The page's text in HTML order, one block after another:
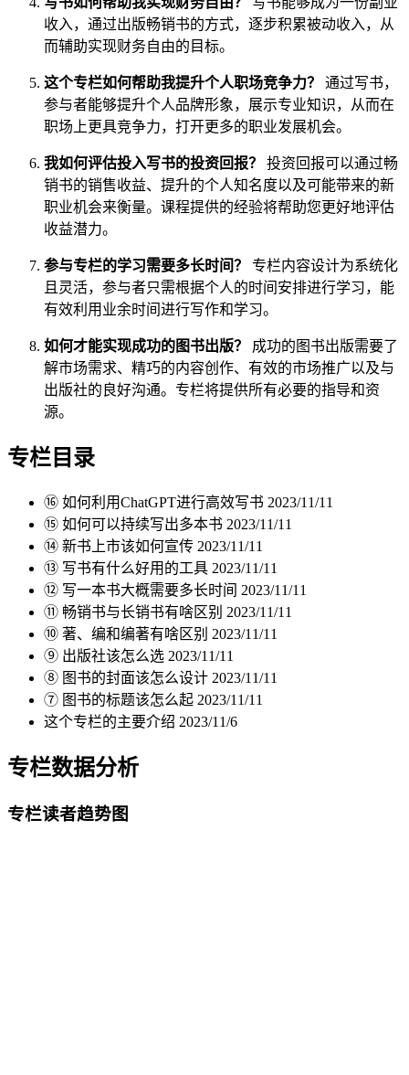
收入，通过出版畅销书的方式，逐步积累被动收入，从
而辅助实现财务自由的目标。
这个专栏如何帮助我提升个人职场竞争力？
通过写书，
参与者能够提升个人品牌形象，展示专业知识，从而在
职场上更具竞争力，打开更多的职业发展机会。
我如何评估投入写书的投资回报？
投资回报可以通过畅
销书的销售收益、提升的个人知名度以及可能带来的新
职业机会来衡量。课程提供的经验将帮助您更好地评估
收益潜力。
参与专栏的学习需要多长时间？
专栏内容设计为系统化
且灵活，参与者只需根据个人的时间安排进行学习，能
有效利用业余时间进行写作和学习。
如何才能实现成功的图书出版？
成功的图书出版需要了
解市场需求、精巧的内容创作、有效的市场推广以及与
出版社的良好沟通。专栏将提供所有必要的指导和资
源。
专栏目录
⑯ 如何利用ChatGPT进行高效写书 2023/11/11
⑮ 如何可以持续写出多本书 2023/11/11
⑭ 新书上市该如何宣传 2023/11/11
⑬ 写书有什么好用的工具 2023/11/11
⑫ 写一本书大概需要多长时间 2023/11/11
⑪ 畅销书与长销书有啥区别 2023/11/11
⑩ 著、编和编著有啥区别 2023/11/11
⑨ 出版社该怎么选 2023/11/11
⑧ 图书的封面该怎么设计 2023/11/11
⑦ 图书的标题该怎么起 2023/11/11
这个专栏的主要介绍 2023/11/6
专栏数据分析
专栏读者趋势图